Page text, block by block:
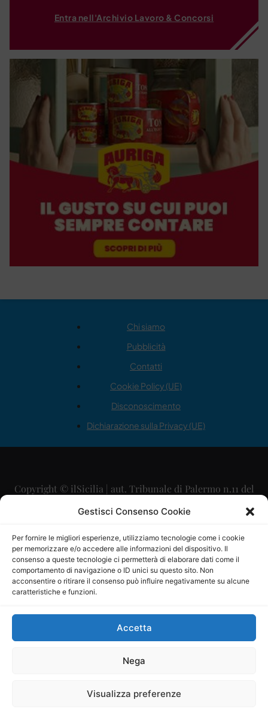
Gestisci Consenso Cookie
Per fornire le migliori esperienze, utilizziamo tecnologie come i cookie
per memorizzare e/o accedere alle informazioni del dispositivo. Il
consenso a queste tecnologie ci permetterà di elaborare dati come il
comportamento di navigazione o ID unici su questo sito. Non
acconsentire o ritirare il consenso può influire negativamente su alcune
caratteristiche e funzioni.
Accetta
Nega
Visualizza preferenze
Entra nell'Archivio Lavoro & Concorsi
Chi siamo
Pubblicità
Contatti
Cookie Policy (UE)
Disconoscimento
Dichiarazione sulla Privacy (UE)
Copyright © ilSicilia | aut. Tribunale di Palermo n.11 del
29/09/2015
Direttore Editoriale: Maurizio Scaglione
Direttore Responsabile: Maria Calabrese
P.IVA: 06334930820
Mercurio Comunicazione Società Cooperativa a r.l. è
iscritta al Registro degli Operatori di Comunicazione al
Sito gestito daLa Digitale srl–info@ladigitale.it